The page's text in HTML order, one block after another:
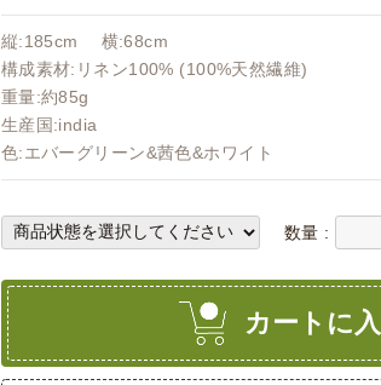
縦:185cm 横:68cm
構成素材:リネン100% (100%天然繊維)
重量:約85g
生産国:india
色:エバーグリーン&茜色&ホワイト
数量 :
カートに